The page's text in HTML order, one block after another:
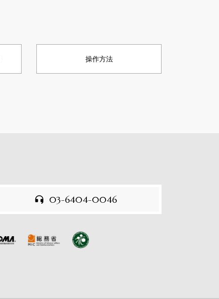
操作方法
03-6404-0046